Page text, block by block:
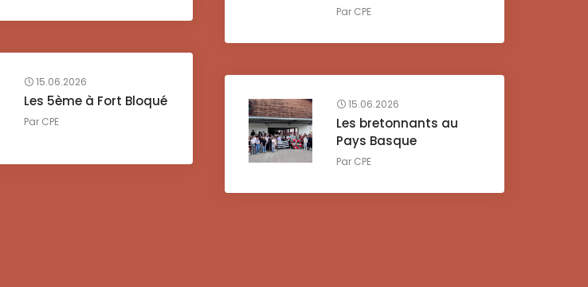
Par CPE
15.06.2026
Les 5ème à Fort Bloqué
Par CPE
15.06.2026
Les bretonnants au
Pays Basque
Par CPE